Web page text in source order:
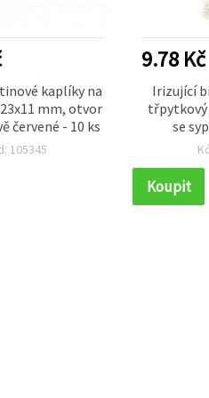
kaplíky na
mm, otvor
červené - 10 ks
105345
9.78 Kč
Irizující
třpytkový
se
Koupit